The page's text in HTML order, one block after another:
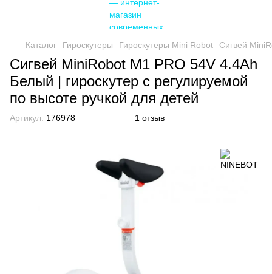
Каталог Гироскутеры Гироскутеры Mini Robot Сигвей
Сигвей MiniRobot M1 PRO 54V 4.4Ah
Белый | гироскутер с регулируемой
по высоте ручкой для детей
Артикул: 176978 1 отзыв